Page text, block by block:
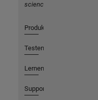
science
Produkte
Testen oder Kaufen
Lernen
Support